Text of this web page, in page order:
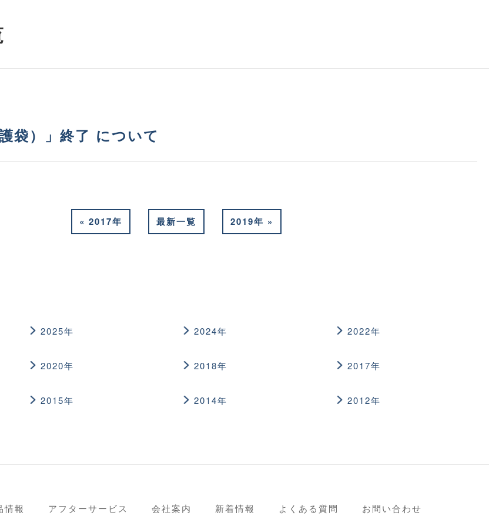
袋）」終了 について
« 2017年 最新一覧 2019年 »
2025年 2024年 2022年
2020年 2018年 2017年
2015年 2014年 2012年
情報 アフターサービス 会社案内 新着情報 よくある質問 お問い合わせ